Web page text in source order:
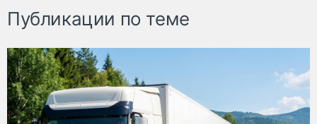
Публикации по теме